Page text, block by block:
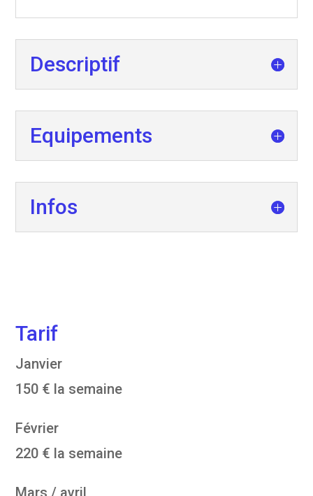
Descriptif
Equipements
Infos
Tarif
Janvier
150 € la semaine
Février
220 € la semaine
Mars / avril